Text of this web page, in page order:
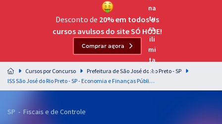
Assinatura OAB Até Passar
Acesso ilimitado a toda preparação para o Exame da
Residências Multiprofissionais
Preparação completa e intensiva para as principais
residências em saúde do Brasil
Desconto de 20% em todos os
cursos avulsos do site SÓ HOJE!
Comprar agora
Cursos por Concurso
Prefeitura de São José do Rio Preto - SP
ISS São José do Rio Preto - SP - Economia e Finanças Públicas para o cargo de Auditor Fiscal Tributário Municipal - Professores Dicler Ferreira e Débora Soares & Manuel Piñon
SP - Fiscais e de Controle